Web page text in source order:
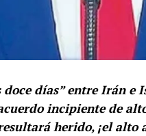
días” entre Irán e
incipiente de
herido, ¡el alto